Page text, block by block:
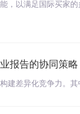
，以满足国际买家
报告的协同策略
差异化竞争力。